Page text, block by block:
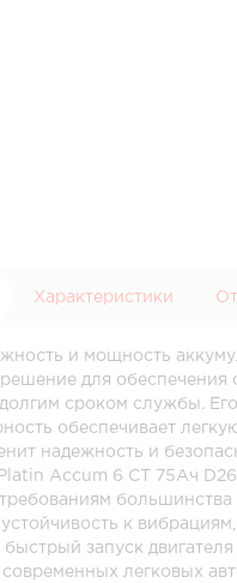
Характеристики
и мощность
для обеспечения
сроком службы.
обеспечивает
надежность и
Accum 6 СТ 75Ач D26
к
быстрый запуск
легковых